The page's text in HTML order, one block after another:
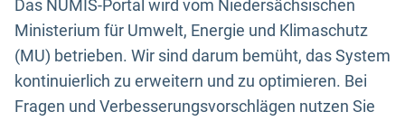
Das NUMIS-Portal wird vom Niedersächsischen
Ministerium für Umwelt, Energie und Klimaschutz
(MU) betrieben. Wir sind darum bemüht, das System
kontinuierlich zu erweitern und zu optimieren. Bei
Fragen und Verbesserungsvorschlägen nutzen Sie